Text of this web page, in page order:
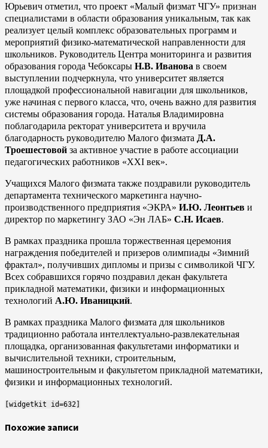
Юрьевич отметил, что проект «Малый физмат ЧГУ» признан
специалистами в области образования уникальным, так как
реализует целый комплекс образовательных программ и
мероприятий физико-математической направленности для
школьников. Руководитель Центра мониторинга и развития
образования города Чебоксары Н.В. Иванова в своем
выступлении подчеркнула, что университет является
площадкой профессиональной навигации для школьников,
уже начиная с первого класса, что, очень важно для развития
системы образования города. Наталья Владимировна
поблагодарила ректорат университета и вручила
благодарность руководителю Малого физмата Д.А.
Троешестовой за активное участие в работе ассоциации
педагогических работников «XXI век».
Учащихся Малого физмата также поздравили руководитель
департамента технического маркетинга научно-
производственного предприятия «ЭКРА» И.Ю. Леонтьев и
директор по маркетингу ЗАО «Эн ЛАБ» С.Н. Исаев.
В рамках праздника прошла торжественная церемония
награждения победителей и призеров олимпиады «Зимний
фрактал», получивших дипломы и призы с символикой ЧГУ.
Всех собравшихся горячо поздравил декан факультета
прикладной математики, физики и информационных
технологий А.Ю. Иваницкий.
В рамках праздника Малого физмата для школьников
традиционно работала интеллектуально-развлекательная
площадка, организованная факультетами информатики и
вычислительной техники, строительным,
машиностроительным и факультетом прикладной математики,
физики и информационных технологий.
[widgetkit id=632]
Похожие записи